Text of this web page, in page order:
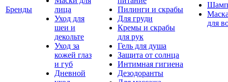
Бренды
лица
Уход для
шеи и
декольте
Уход за
кожей глаз
и губ
Дневной
Пилинги и скрабы
Для груди
Кремы и скрабы
для рук
Гель для душа
Защита от солнца
Интимная гигиена
Дезодоранты
для